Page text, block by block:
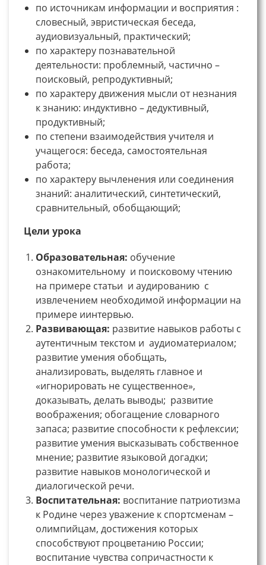
по источникам информации и восприятия :
словесный, эвристическая беседа,
аудиовизуальный, практический;
по характеру познавательной
деятельности: проблемный, частично –
поисковый, репродуктивный;
по характеру движения мысли от незнания
к знанию: индуктивно – дедуктивный,
продуктивный;
по степени взаимодействия учителя и
учащегося: беседа, самостоятельная
работа;
по характеру вычленения или соединения
знаний: аналитический, синтетический,
сравнительный, обобщающий;
Цели урока
Образовательная: обучение
ознакомительному и поисковому чтению
на примере статьи и аудированию с
извлечением необходимой информации на
примере иинтервью.
Развивающая: развитие навыков работы с
аутентичным текстом и аудиоматериалом;
развитие умения обобщать,
анализировать, выделять главное и
«игнорировать не существенное»,
доказывать, делать выводы; развитие
воображения; обогащение словарного
запаса; развитие способности к рефлексии;
развитие умения высказывать собственное
мнение; развитие языковой догадки;
развитие навыков монологической и
диалогической речи.
Воспитательная: воспитание патриотизма
к Родине через уважение к спортсменам –
олимпийцам, достижения которых
способствуют процветанию России;
воспитание чувства сопричастности к